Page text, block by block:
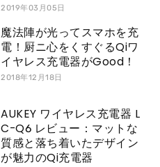
2019年03月05日
魔法陣が光ってスマホを充
電！厨ニ心をくすぐるQiワ
イヤレス充電器がGood！
2018年12月18日
AUKEY ワイヤレス充電器 L
C-Q6 レビュー：マットな
質感と落ち着いたデザイン
が魅力のQi充電器